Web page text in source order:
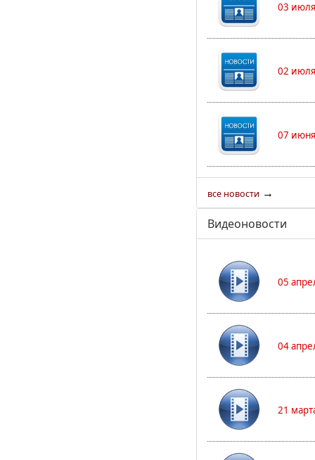
03
02
07
все новости →
Видеоновости
05
04
21